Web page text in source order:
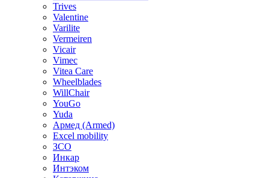
Trives
Valentine
Varilite
Vermeiren
Vicair
Vimec
Vitea Care
Wheelblades
WillChair
YouGo
Yuda
Армед (Armed)
Еxcel mobility
ЗСО
Инкар
Интэком